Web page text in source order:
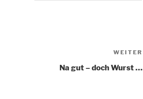
WEITER
Na gut – doch Wurst …